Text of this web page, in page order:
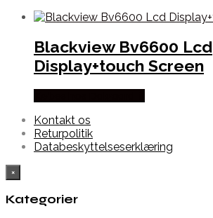
Blackview Bv6600 Lcd
Display+touch Screen
Kontakt os
Returpolitik
Databeskyttelseserklæring
×
Kategorier